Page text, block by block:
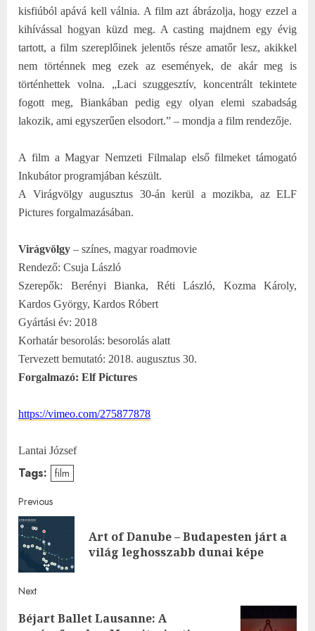
kisfiúból apává kell válnia. A film azt ábrázolja, hogy ezzel a
kihívással hogyan küzd meg. A casting majdnem egy évig
tartott, a film szereplőinek jelentős része amatőr lesz, akikkel
nem történnek meg ezek az események, de akár meg is
történhettek volna. „Laci szuggesztív, koncentrált tekintete
fogott meg, Biankában pedig egy olyan elemi szabadság
lakozik, ami egyszerűen elsodort.” – mondja a film rendezője.
A film a Magyar Nemzeti Filmalap első filmeket támogató
Inkubátor programjában készült.
A Virágvölgy augusztus 30-án kerül a mozikba, az ELF
Pictures forgalmazásában.
Virágvölgy – színes, magyar roadmovie
Rendező: Csuja László
Szerepők: Berényi Bianka, Réti László, Kozma Károly,
Kardos György, Kardos Róbert
Gyártási év: 2018
Korhatár besorolás: besorolás alatt
Tervezett bemutató: 2018. augusztus 30.
Forgalmazó: Elf Pictures
https://vimeo.com/275877878
Lantai József
Tags: film
Post
navigation
Previous
Art of Danube – Budapesten járt a
világ leghosszabb dunai képe
Next
Béjart Ballet Lausanne: A